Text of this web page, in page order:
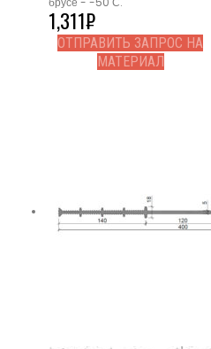
1,311₽
ОТПРАВИТЬ ЗАПРОС НА
МАТЕРИАЛ